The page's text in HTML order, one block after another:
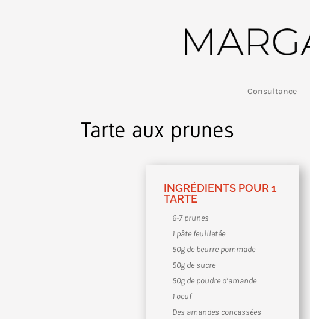
Consultance
Tarte aux prunes
INGRÉDIENTS POUR 1
TARTE
6-7 prunes
1 pâte feuilletée
50g de beurre pommade
50g de sucre
50g de poudre d’amande
1 oeuf
Des amandes concassées